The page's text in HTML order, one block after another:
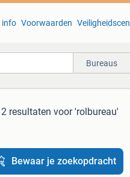
info Voorwaarden
Bureaus
resultaten voor 'rolbureau'
Bewaar je zoekopdracht